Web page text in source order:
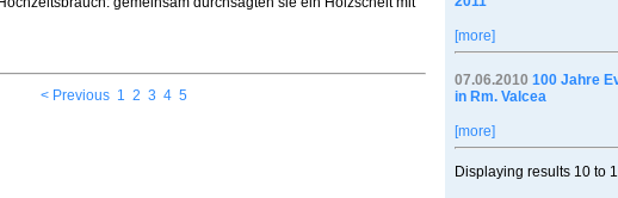
< Previous 1 2 3 4 5
[more]
07.06.2010 100 Jahre
in Rm. Valcea
[more]
Displaying results 10 to